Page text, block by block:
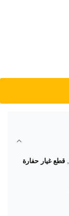
, قطع غيار حفارة